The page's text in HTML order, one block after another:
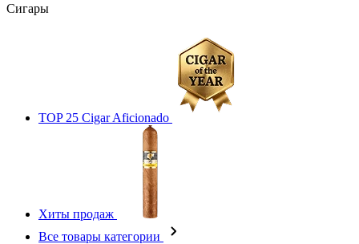
Сигары
TOP 25 Cigar Aficionado
Хиты продаж
Все товары категории